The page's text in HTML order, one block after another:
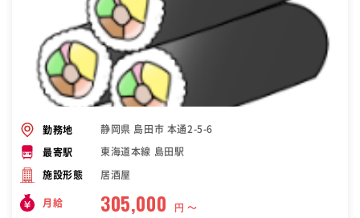
勤務地 静岡県 島田市 本通2-5-6
最寄駅 東海道本線 島田駅
施設形態 居酒屋
月給 305,000 円 〜